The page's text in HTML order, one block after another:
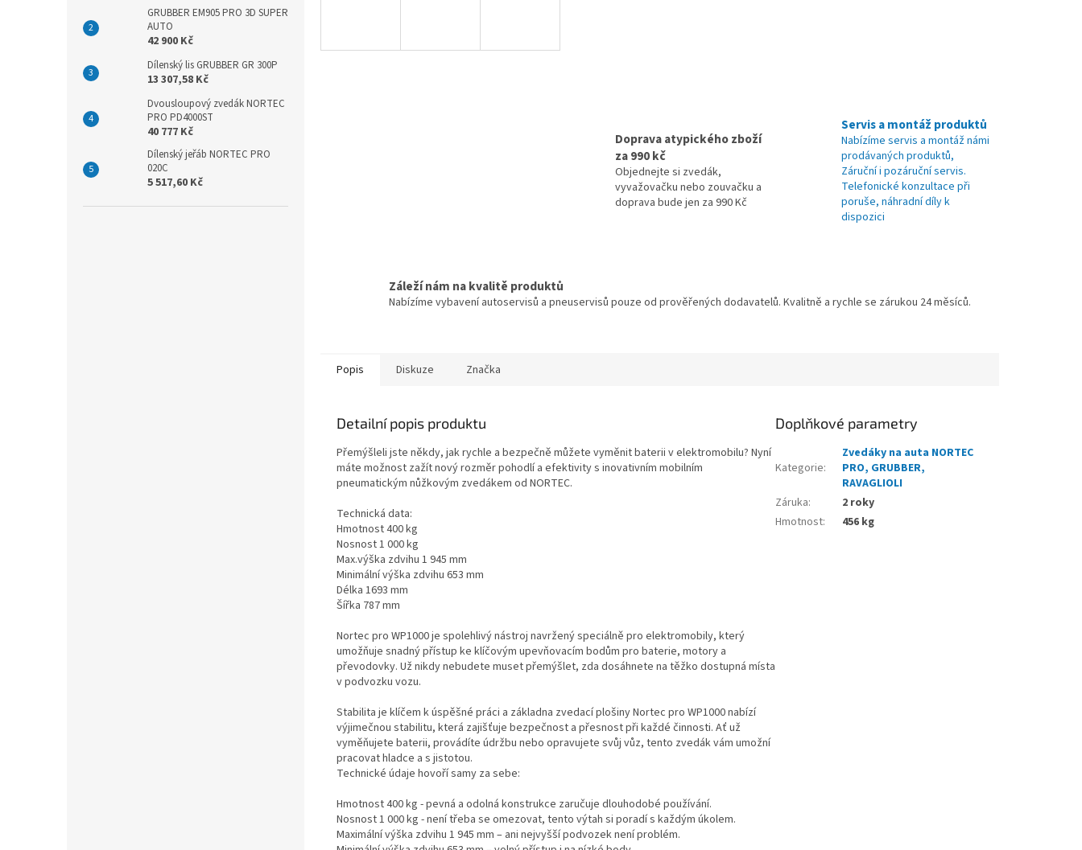
GRUBBER EM905 PRO 3D SUPER
AUTO
42 900 Kč
Dílenský lis GRUBBER GR 300P
13 307,58 Kč
Dvousloupový zvedák NORTEC
PRO PD4000ST
40 777 Kč
Dílenský jeřáb NORTEC PRO
020C
5 517,60 Kč
A
Doprava atypického zboží
za 990 kč
Objednejte si zvedák,
vyvažovačku nebo zouvačku a
doprava bude jen za 990 Kč
Servis a montáž produktů
Nabízíme servis a montáž námi
prodávaných produktů,
Záruční i pozáruční servis.
Telefonické konzultace při
poruše, náhradní díly k
dispozici
Záleží nám na kvalitě produktů
Nabízíme vybavení autoservisů a pneuservisů pouze od prověřených dodavatelů. Kvalitně a rychle se zárukou 24 měsíců.
Popis Diskuze Značka
Detailní popis produktu
Přemýšleli jste někdy, jak rychle a bezpečně můžete vyměnit baterii v elektromobilu? Nyní
máte možnost zažít nový rozměr pohodlí a efektivity s inovativním mobilním
pneumatickým nůžkovým zvedákem od NORTEC.
Technická data:
Hmotnost 400 kg
Nosnost 1 000 kg
Max.výška zdvihu 1 945 mm
Minimální výška zdvihu 653 mm
Délka 1693 mm
Šířka 787 mm
Nortec pro WP1000 je spolehlivý nástroj navržený speciálně pro elektromobily, který
umožňuje snadný přístup ke klíčovým upevňovacím bodům pro baterie, motory a
převodovky. Už nikdy nebudete muset přemýšlet, zda dosáhnete na těžko dostupná místa
v podvozku vozu.
Stabilita je klíčem k úspěšné práci a základna zvedací plošiny Nortec pro WP1000 nabízí
výjimečnou stabilitu, která zajišťuje bezpečnost a přesnost při každé činnosti. Ať už
vyměňujete baterii, provádíte údržbu nebo opravujete svůj vůz, tento zvedák vám umožní
pracovat hladce a s jistotou.
Technické údaje hovoří samy za sebe:
Hmotnost 400 kg - pevná a odolná konstrukce zaručuje dlouhodobé používání.
Nosnost 1 000 kg - není třeba se omezovat, tento výtah si poradí s každým úkolem.
Maximální výška zdvihu 1 945 mm – ani nejvyšší podvozek není problém.
Doplňkové parametry
Kategorie:
Zvedáky na auta NORTEC
PRO, GRUBBER,
RAVAGLIOLI
Záruka:
2 roky
Hmotnost: 456 kg